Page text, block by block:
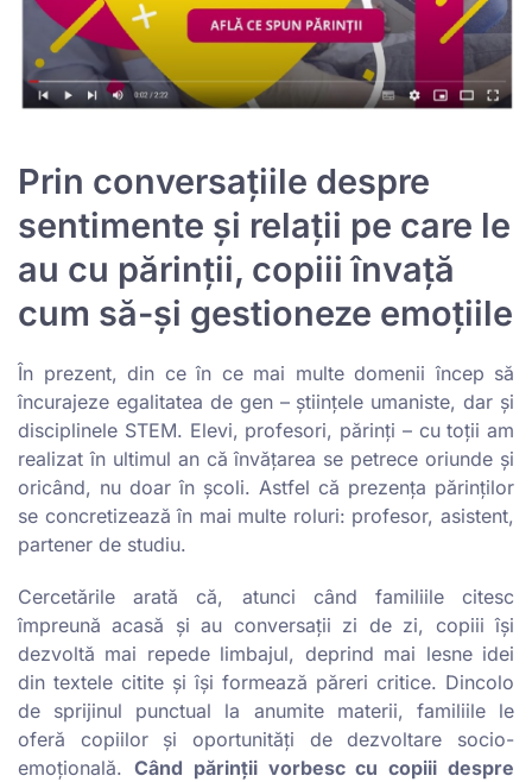
Prin conversațiile despre
sentimente și relații pe care le
au cu părinții, copiii învață
cum să-și gestioneze emoțiile
În prezent, din ce în ce mai multe domenii încep să
încurajeze egalitatea de gen – științele umaniste, dar și
disciplinele STEM. Elevi, profesori, părinți – cu toții am
realizat în ultimul an că învățarea se petrece oriunde și
oricând, nu doar în școli. Astfel că prezența părinților
se concretizează în mai multe roluri: profesor, asistent,
partener de studiu.
Cercetările arată că, atunci când familiile citesc
împreună acasă și au conversații zi de zi, copiii își
dezvoltă mai repede limbajul, deprind mai lesne idei
din textele citite și își formează păreri critice. Dincolo
de sprijinul punctual la anumite materii, familiile le
oferă copiilor și oportunități de dezvoltare socio-
emoțională. Când părinții vorbesc cu copiii despre